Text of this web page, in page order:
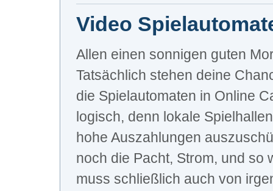
Video
Allen einen sonnigen guten
Tatsächlich stehen deine
die Spielautomaten in Online
logisch, denn lokale
hohe Auszahlungen
noch die Pacht, Strom, und so
muss schließlich auch von